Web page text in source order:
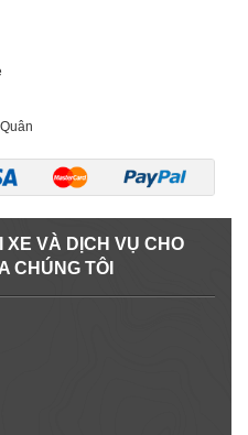
XE VÀ DỊCH VỤ CHO
CHÚNG TÔI